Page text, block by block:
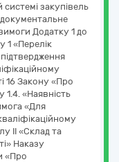
системі закупівель
Додатку 1 до
1 «Перелік
16 Закону «Про
1.4. «Наявність
«Для
ІІ «Склад та
Наказу
«Про